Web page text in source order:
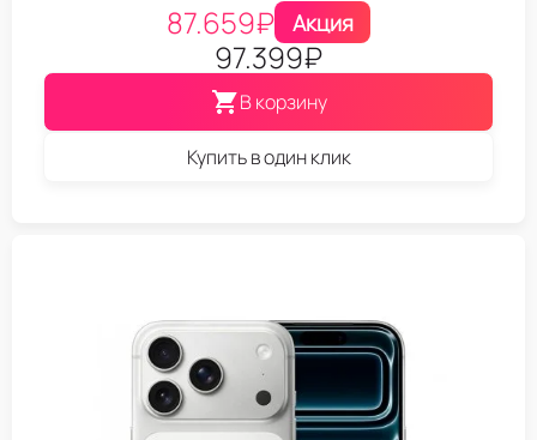
87.659₽ Акция
97.399₽
В корзину
Купить в один клик